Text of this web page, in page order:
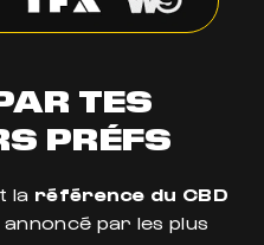
TES
PRÉFS
la référence du CBD
annoncé par les plus